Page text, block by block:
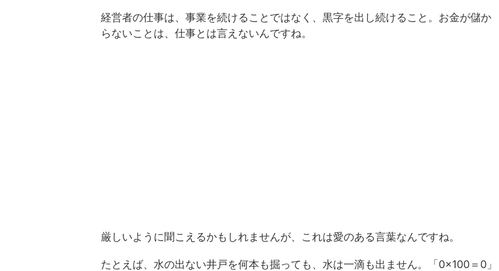
経営者の仕事は、事業を続けることではなく、黒字を出し続けること。お金が儲か
らないことは、仕事とは言えないんですね。
厳しいように聞こえるかもしれませんが、これは愛のある言葉なんですね。
たとえば、水の出ない井戸を何本も掘っても、水は一滴も出ません。「0×100＝0」